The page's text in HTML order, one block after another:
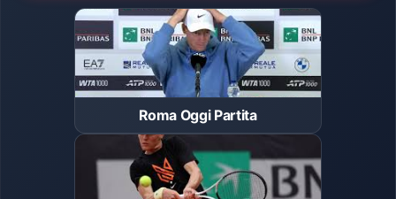
Roma Oggi Partita